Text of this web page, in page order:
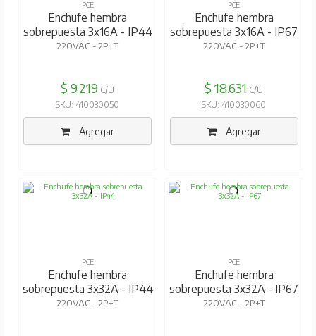
PCE
Enchufe hembra
sobrepuesta 3x16A - IP44
220VAC - 2P+T
$ 9.219 C/U
SKU: 410030050
Agregar
PCE
Enchufe hembra
sobrepuesta 3x16A - IP67
220VAC - 2P+T
$ 18.631 C/U
SKU: 410030060
Agregar
PCE
Enchufe hembra
sobrepuesta 3x32A - IP44
220VAC - 2P+T
PCE
Enchufe hembra
sobrepuesta 3x32A - IP67
220VAC - 2P+T